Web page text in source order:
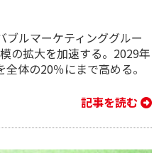
ブルマーケティンググルー
の拡大を加速する。2029年
体の20％にまで高める。
記事を読む